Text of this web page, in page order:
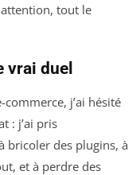
tout le
vrai duel
j’ai hésité
: j’ai pris
bricoler des plugins, à
et à perdre des